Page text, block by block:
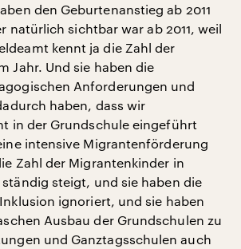
den Geburtenanstieg ab 2011
natürlich sichtbar war ab 2011, weil
kennt ja die Zahl der
Jahr. Und sie haben die
Anforderungen und
haben, dass wir
in der Grundschule eingeführt
intensive Migrantenförderung
Zahl der Migrantenkinder in
steigt, und sie haben die
ignoriert, und sie haben
Ausbau der Grundschulen zu
und Ganztagsschulen auch